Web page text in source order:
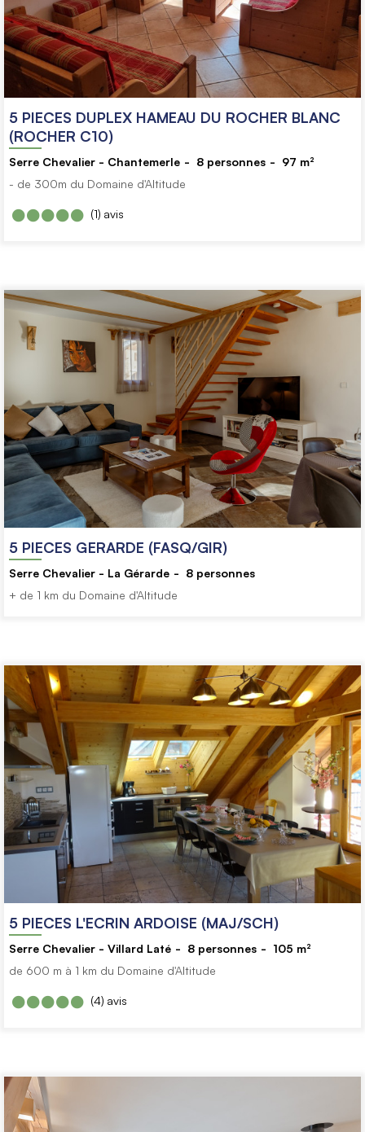
5 PIECES DUPLEX HAMEAU DU ROCHER BLANC
(ROCHER C10)
Serre Chevalier - Chantemerle 8 personnes 97 m²
- de 300m du Domaine d'Altitude
avis
(1)
5 PIECES GERARDE (FASQ/GIR)
Serre Chevalier - La Gérarde 8 personnes
+ de 1 km du Domaine d'Altitude
5 PIECES L'ECRIN ARDOISE (MAJ/SCH)
Serre Chevalier - Villard Laté 8 personnes 105 m²
de 600 m à 1 km du Domaine d'Altitude
avis
(4)